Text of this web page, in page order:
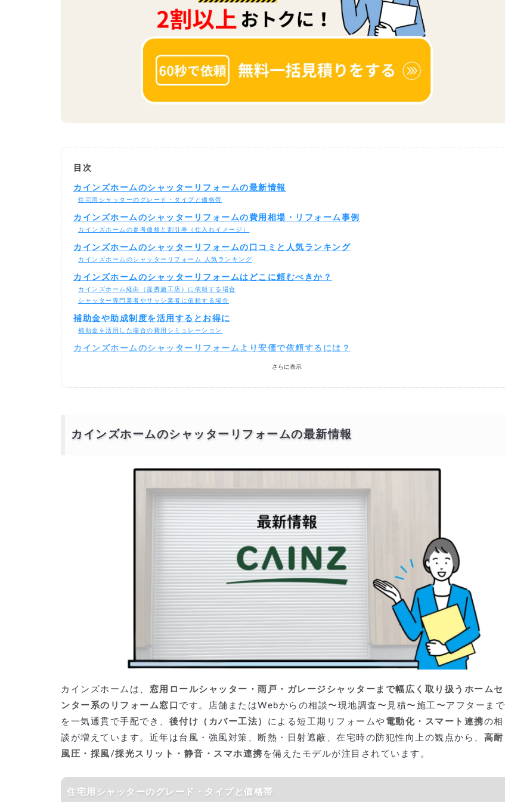
目次
カインズホームのシャッターリフォームの最新情報
住宅用シャッターのグレード・タイプと価格帯
カインズホームのシャッターリフォームの費用相場・リフォーム事例
カインズホームの参考価格と割引率（仕入れイメージ）
カインズホームのシャッターリフォームの口コミと人気ランキング
カインズホームのシャッターリフォーム 人気ランキング
カインズホームのシャッターリフォームはどこに頼むべきか？
カインズホーム経由（提携施工店）に依頼する場合
シャッター専門業者やサッシ業者に依頼する場合
補助金や助成制度を活用するとお得に
補助金を活用した場合の費用シミュレーション
カインズホームのシャッターリフォームより安価で依頼するには？
さらに表示
カインズホームのシャッターリフォームの最新情報
カインズホームは、 窓用ロールシャッター・雨戸・ガレージシャッターまで幅広く取り扱うホームセ
ンター系のリフォーム窓口 です。店舗またはWebからの相談〜現地調査〜見積〜施工〜アフターまで
を一気通貫で手配でき、 後付け（カバー工法） による短工期リフォームや 電動化・スマート連携の相
談が増えています。近年は台風・強風対策、断熱・日射遮蔽、在宅時の防犯性向上の観点から、 高耐
風圧・採風/採光スリット・静音・スマホ連携 を備えたモデルが注目されています。
住宅用シャッターのグレード・タイプと価格帯